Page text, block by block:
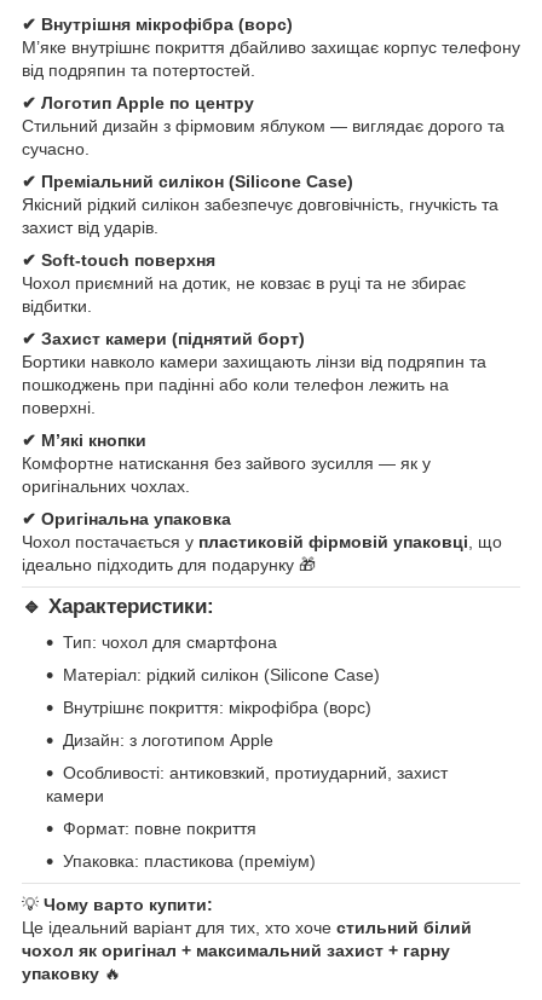
✔ Внутрішня мікрофібра (ворс)
М’яке внутрішнє покриття дбайливо захищає корпус телефону
від подряпин та потертостей.
✔ Логотип Apple по центру
Стильний дизайн з фірмовим яблуком — виглядає дорого та
сучасно.
✔ Преміальний силікон (Silicone Case)
Якісний рідкий силікон забезпечує довговічність, гнучкість та
захист від ударів.
✔ Soft-touch поверхня
Чохол приємний на дотик, не ковзає в руці та не збирає
відбитки.
✔ Захист камери (піднятий борт)
Бортики навколо камери захищають лінзи від подряпин та
пошкоджень при падінні або коли телефон лежить на
поверхні.
✔ М’які кнопки
Комфортне натискання без зайвого зусилля — як у
оригінальних чохлах.
✔ Оригінальна упаковка
Чохол постачається у пластиковій фірмовій упаковці , що
ідеально підходить для подарунку 🎁
🔹 Характеристики:
Тип: чохол для смартфона
Матеріал: рідкий силікон (Silicone Case)
Внутрішнє покриття: мікрофібра (ворс)
Дизайн: з логотипом Apple
Особливості: антиковзкий, протиударний, захист
камери
Формат: повне покриття
Упаковка: пластикова (преміум)
💡 Чому варто купити:
Це ідеальний варіант для тих, хто хоче стильний білий
чохол як оригінал + максимальний захист + гарну
упаковку 🔥